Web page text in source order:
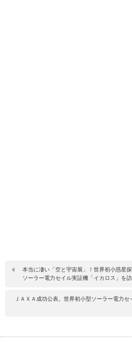
本当に凄い「空と宇宙展」！世界初小惑星
ソーラー電力セイル実証機「イカロス」を訪
ＪＡＸＡ成功公表。世界初小型ソーラー電力